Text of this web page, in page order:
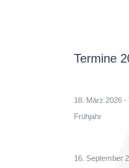
Termine
18. März 2026
Frühjahr
16. September